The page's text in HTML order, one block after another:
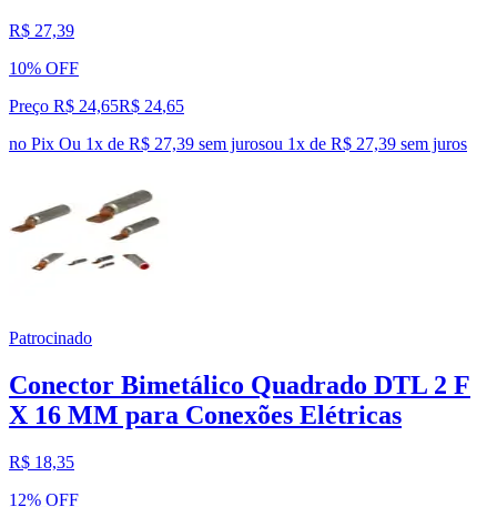
R$ 27,39
10% OFF
Preço R$ 24,65R$ 24,65
no Pix Ou 1x de R$ 27,39 sem jurosou 1x de R$ 27,39 sem juros
Patrocinado
Conector Bimetálico Quadrado DTL 2 F
X 16 MM para Conexões Elétricas
R$ 18,35
12% OFF